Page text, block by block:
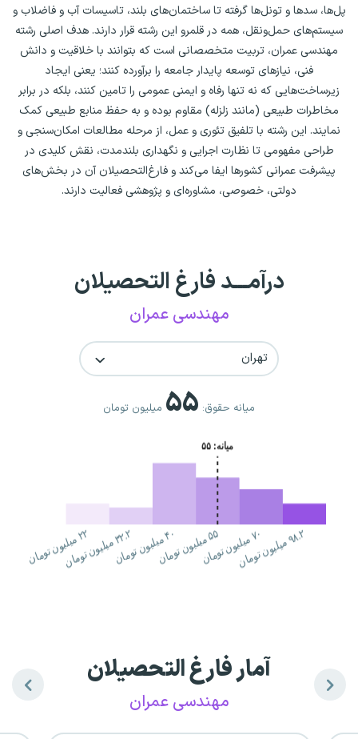
پل‌ها، سدها و تونل‌ها گرفته تا ساختمان‌های بلند، تاسیسات آب و فاضلاب و
سیستم‌های حمل‌ونقل، همه در قلمرو این رشته قرار دارند. هدف اصلی رشته
مهندسی عمران، تربیت متخصصانی است که بتوانند با خلاقیت و دانش
فنی، نیازهای توسعه پایدار جامعه را برآورده کنند؛ یعنی ایجاد
زیرساخت‌هایی که نه تنها رفاه و ایمنی عمومی را تامین کنند، بلکه در برابر
مخاطرات طبیعی (مانند زلزله) مقاوم بوده و به حفظ منابع طبیعی کمک
نمایند. این رشته با تلفیق تئوری و عمل، از مرحله مطالعات امکان‌سنجی و
طراحی مفهومی تا نظارت اجرایی و نگهداری بلندمدت، نقش کلیدی در
پیشرفت عمرانی کشورها ایفا می‌کند و فارغ‌التحصیلان آن در بخش‌های
دولتی، خصوصی، مشاوره‌ای و پژوهشی فعالیت دارند.
درآمـــد فارغ التحصیلان
مهندسی عمران
تهران
میانه حقوق: ۵۵ میلیون تومان
آمار فارغ التحصیلان
مهندسی عمران